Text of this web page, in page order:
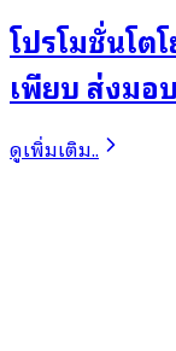
โปรโมชั่นโต
เพียบ ส่งมอ
ดูเพิ่มเติม..